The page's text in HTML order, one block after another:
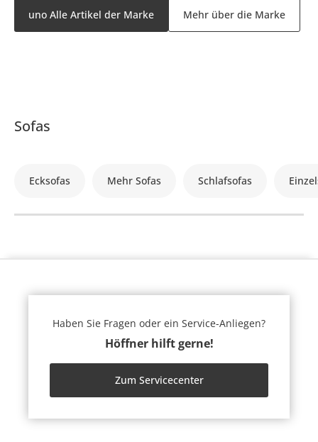
uno Alle Artikel der Marke Mehr über die Marke
Sofas
Ecksofas Mehr Sofas Schlafsofas
Haben Sie Fragen oder ein Service-Anliegen?
Höffner hilft gerne!
Zum Servicecenter